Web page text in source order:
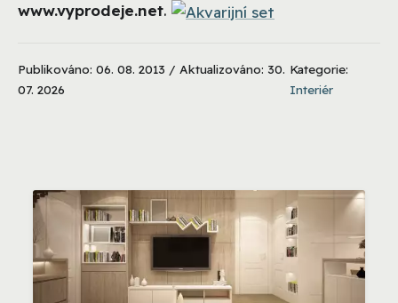
www.vyprodeje.net.
Publikováno: 06. 08. 2013 / Aktualizováno: 30.
07. 2026
Kategorie:
Interiér